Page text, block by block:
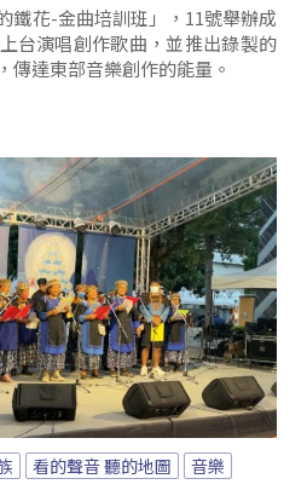
鐵花-金曲培訓班」，11號舉辦成
台演唱創作歌曲，並推出錄製的
傳達東部音樂創作的能量。
看的聲音 聽的地圖 音樂